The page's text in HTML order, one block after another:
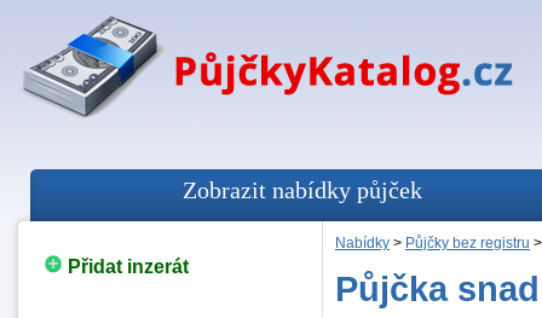
Zobrazit nabídky půjček
Přidat inzerát
Nabídky > Půjčky bez registru
Půjčka